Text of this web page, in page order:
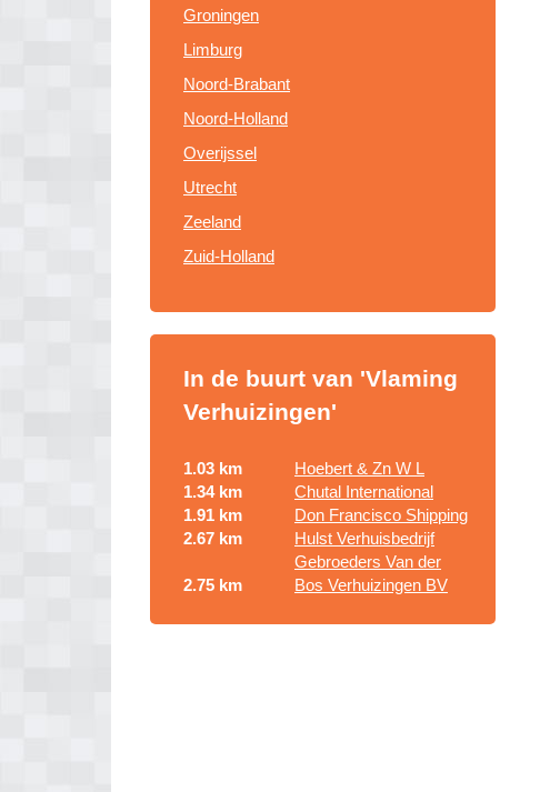
Groningen
Limburg
Noord-Brabant
Noord-Holland
Overijssel
Utrecht
Zeeland
Zuid-Holland
In de buurt van 'Vlaming
Verhuizingen'
1.03 km
Hoebert & Zn W L
1.34 km
Chutal International
1.91 km
Don Francisco Shipping
2.67 km
Hulst Verhuisbedrijf
Gebroeders Van der
2.75 km
Bos Verhuizingen BV